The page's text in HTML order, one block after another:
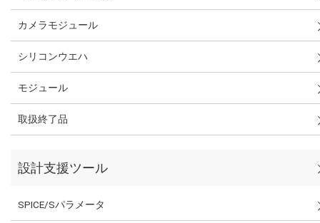
カメラモジュール
シリコンウエハ
モジュール
取扱終了品
設計支援ツール
SPICE/Sパラメータ